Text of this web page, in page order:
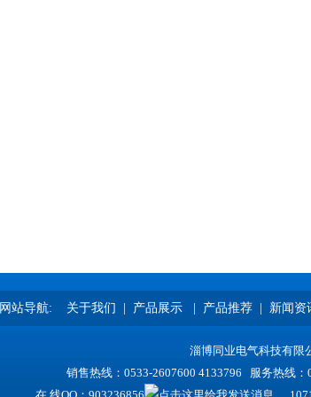
网站导航: 关于我们 产品展示 产品推荐 新闻资
淄博同业电气科技有限
销售热线：0533-2607600 4133796 服务热线：